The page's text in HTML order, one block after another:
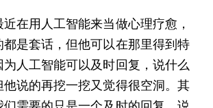
近在用人工智能来当做心理疗愈，
都是套话，但他可以在那里得到特
人工智能可以及时回复，说什么
说的再挖一挖又觉得很空洞。其